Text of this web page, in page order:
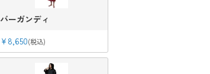
バーガンディ
¥ 8,650 税込